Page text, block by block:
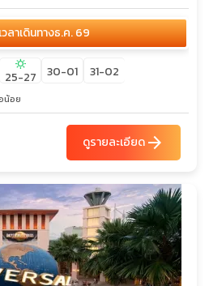
ลาเดินทางธ.ค. 69
sunny
25-27 30-01 31-02
น้อย
ดูรายละเอียดarrow_forward